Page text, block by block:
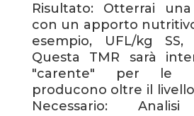
Risultato: Otterrai
con un apporto
esempio, UFL/kg SS,
Questa TMR sarà
"carente" per le
producono oltre il
Necessario: